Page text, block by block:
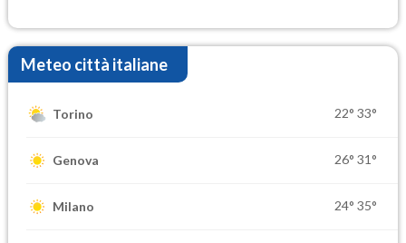
Meteo città italiane
Torino 22° 33°
Genova 26° 31°
Milano 24° 35°